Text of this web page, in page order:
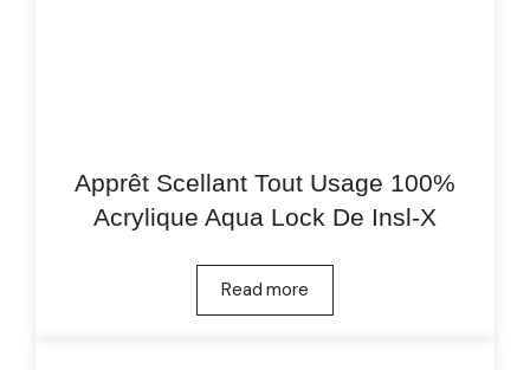
Apprêt Scellant Tout Usage 100%
Acrylique Aqua Lock De Insl-X
Read more